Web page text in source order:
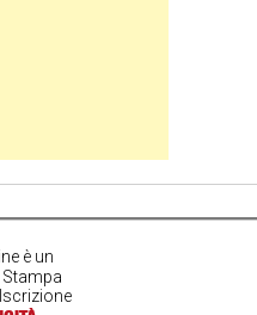
è un